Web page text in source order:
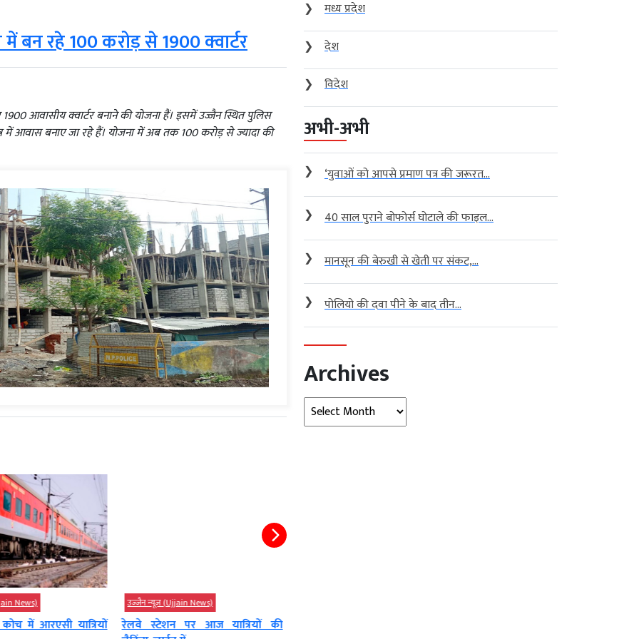
रहे 100 करोड़ से 1900 क्वार्टर
आवासीय क्वार्टर बनाने की योजना हैं। इसमें उज्जैन स्थित पुलिस
में आवास बनाए जा रहे हैं। योजना में अब तक 100 करोड़ से ज्यादा की
News)
में आरएसी यात्रियों
उज्‍जैन न्यूज़ (Ujjain News)
रेलवे स्टेशन पर आज यात्रियों की
❯
मध्य प्रदेश
❯
देश
❯
विदेश
अभी-अभी
❯ ‘युवाओं को आपसे प्रमाण पत्र की जरूरत...
❯ 40 साल पुराने बोफोर्स घोटाले की फाइल...
❯ मानसून की बेरुखी से खेती पर संकट,...
❯ पोलियो की दवा पीने के बाद तीन...
Archives
Archives